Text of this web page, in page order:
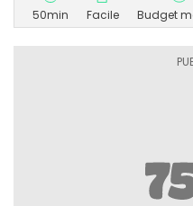
50min Facile Budget